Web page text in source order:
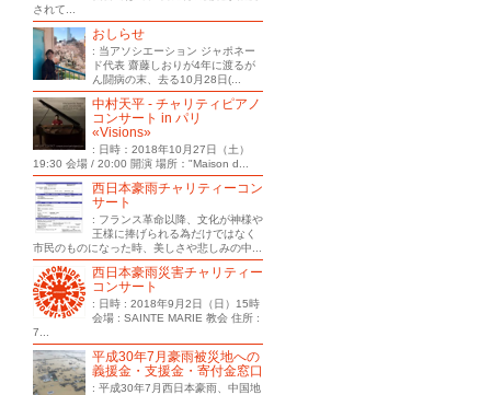
されて...
おしらせ
: 当アソシエーション ジャポネー
ド代表 齋藤しおりが4年に渡るが
ん闘病の末、去る10月28日(...
中村天平 - チャリティピアノ
コンサート in パリ
«Visions»
: 日時：2018年10月27日（土）
19:30 会場 / 20:00 開演 場所："Maison d...
西日本豪雨チャリティーコン
サート
: フランス革命以降、文化が神様や
王様に捧げられる為だけではなく
市民のものになった時、美しさや悲しみの中...
西日本豪雨災害チャリティー
コンサート
: 日時 : 2018年9月2日（日）15時
会場 : SAINTE MARIE 教会 住所 :
7...
平成30年7月豪雨被災地への
義援金・支援金・寄付金窓口
: 平成30年7月西日本豪雨、中国地